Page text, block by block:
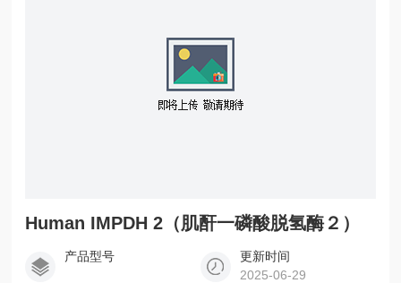
Human IMPDH 2（肌酐一磷酸脱氢酶２）
产品型号
更新时间
2025-06-29